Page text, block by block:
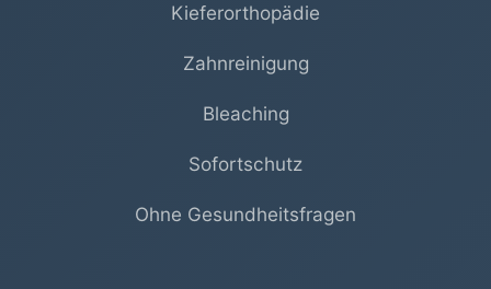
Kieferorthopädie
Zahnreinigung
Bleaching
Sofortschutz
Ohne Gesundheitsfragen